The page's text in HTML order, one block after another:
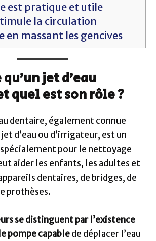
est pratique et utile
la circulation
en massant les gencives
jet d’eau
quel est son rôle ?
dentaire, également connue
d’eau ou d’irrigateur, est un
pour le nettoyage
aider les enfants, les adultes et
dentaires, de bridges, de
prothèses.
se distinguent par l’existence
pompe capablede déplacer l’eau